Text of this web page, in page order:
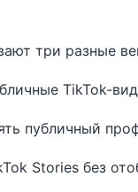
три разные
TikTok-
публичный
Stories без